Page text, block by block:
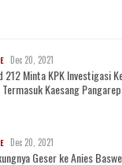
Dec 20, 2021
212 Minta KPK Investigasi
Termasuk Kaesang Pangarep
Dec 20, 2021
Geser ke Anies